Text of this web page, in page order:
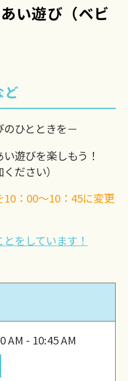
い遊び（ベビ
ど
ひとときを－
遊びを楽しもう！
ださい）
：00〜10：45に変更
をしています！
AM - 10:45 AM